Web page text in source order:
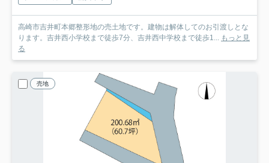
高崎市吉井町本郷整形地の売土地です。建物は解体してのお引渡しとな
ります。吉井西小学校まで徒歩7分、吉井西中学校まで徒歩1...
もっと見
る
売地